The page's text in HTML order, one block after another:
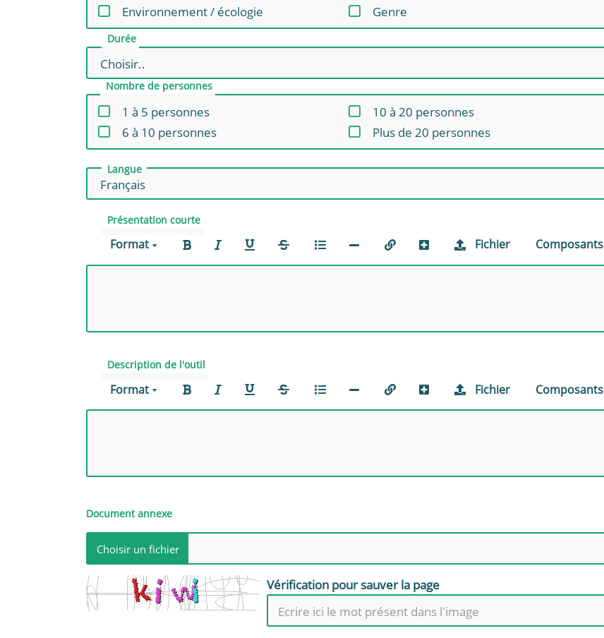
Environnement / écologie
Genre
Durée
Nombre de personnes
1 à 5 personnes
6 à 10 personnes
10 à 20 personnes
Plus de 20 personnes
Langue
Présentation courte
Format Fichier Composants
Description de l'outil
Format Fichier Composants
Document annexe
Vérification pour sauver la page